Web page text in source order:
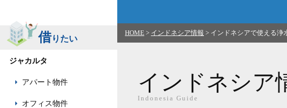
借りたい
ジャカルタ
アパート物件
オフィス物件
HOME > インドネシア情報 > インドネシアで使える浄
インドネシア
Indonesia Guide